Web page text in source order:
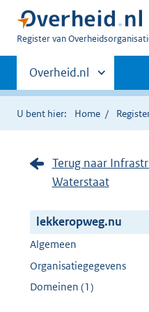
U
Register van
Primaire
navigatie
Andere
sites
binnen
Overheid.nl
U bent hier: Home
Terug naar
Waterstaat
lekkeropweg.nu
Algemeen
Organisatiegegevens
Domeinen (1)